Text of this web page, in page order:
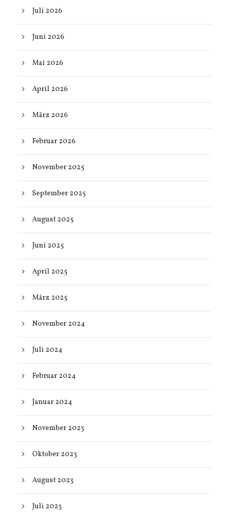
Juli 2026
Juni 2026
Mai 2026
April 2026
März 2026
Februar 2026
November 2025
September 2025
August 2025
Juni 2025
April 2025
März 2025
November 2024
Juli 2024
Februar 2024
Januar 2024
November 2023
Oktober 2023
August 2023
Juli 2023